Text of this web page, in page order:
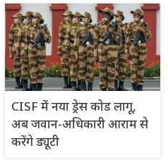
CISF में नया ड्रेस कोड लागू,
अब जवान-अधिकारी आराम से
करेंगे ड्यूटी